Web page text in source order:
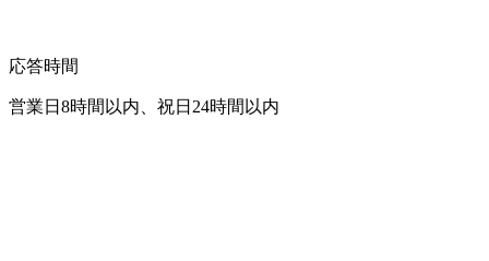
応答時間
営業日8時間以内、祝日24時間以内